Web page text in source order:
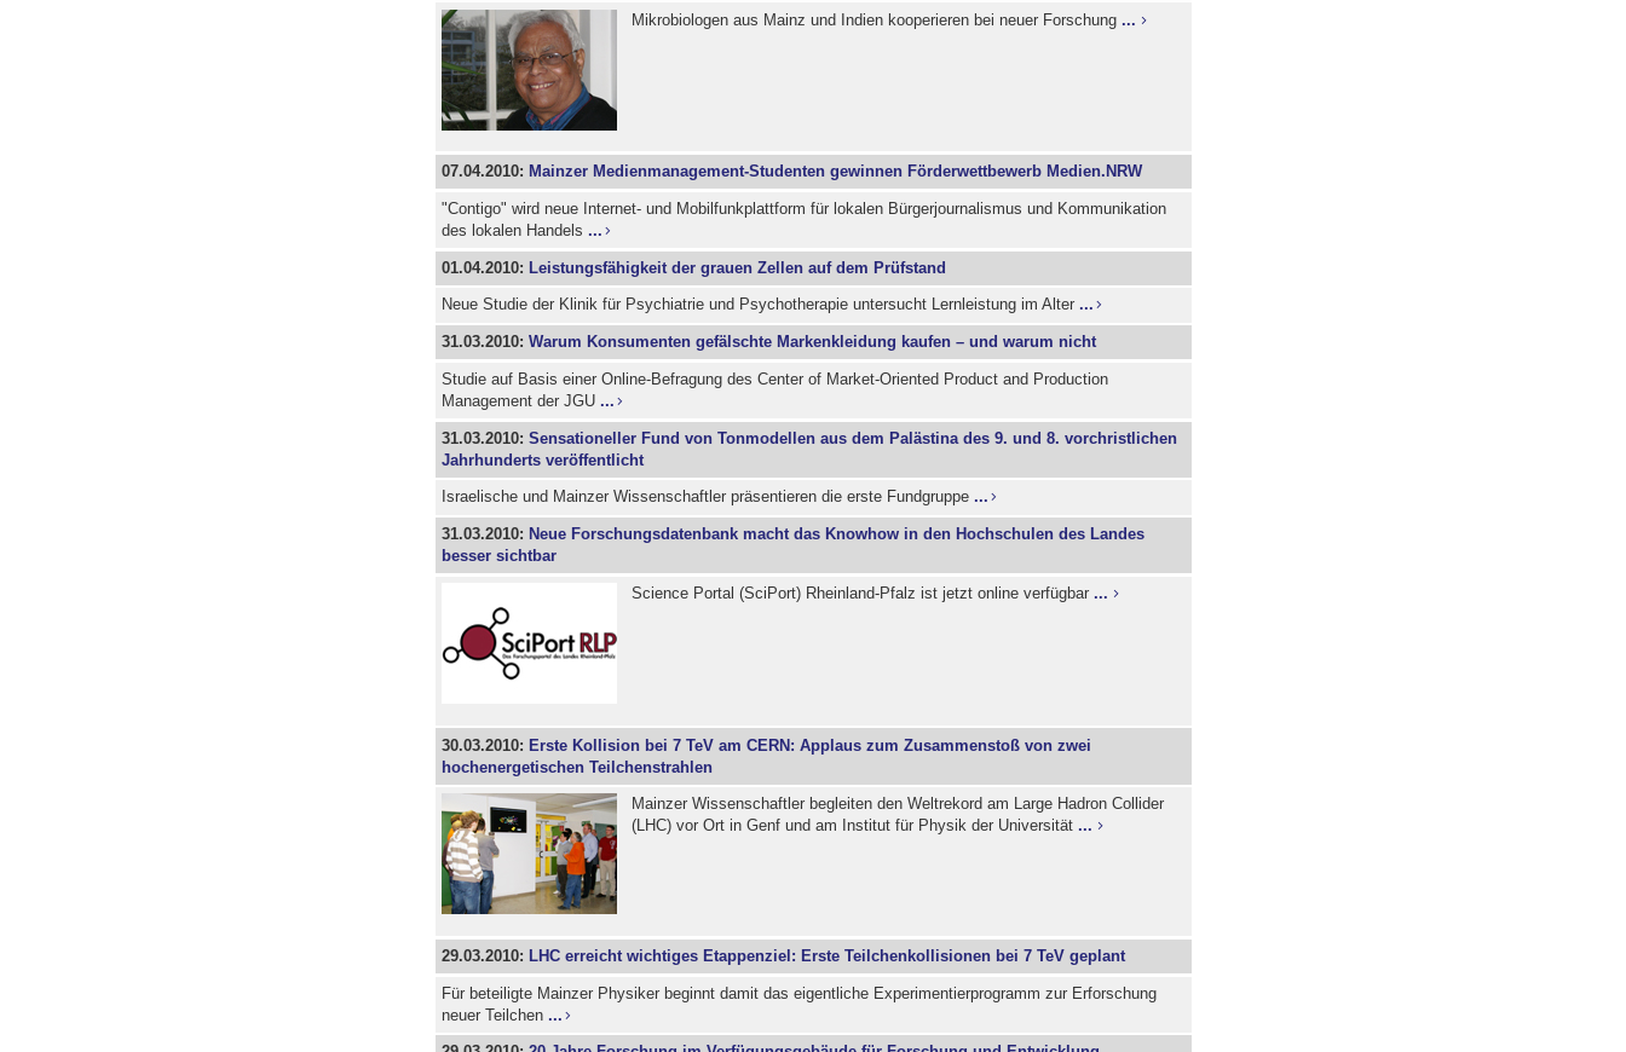
Mikrobiologen aus Mainz und Indien kooperieren bei neuer Forschung...
07.04.2010: Mainzer Medienmanagement-Studenten gewinnen Förderwettbewerb Medien.NRW
"Contigo" wird neue Internet- und Mobilfunkplattform für lokalen Bürgerjournalismus und Kommunikation
des lokalen Handels ...
01.04.2010: Leistungsfähigkeit der grauen Zellen auf dem Prüfstand
Neue Studie der Klinik für Psychiatrie und Psychotherapie untersucht Lernleistung im Alter ...
31.03.2010: Warum Konsumenten gefälschte Markenkleidung kaufen – und warum nicht
Studie auf Basis einer Online-Befragung des Center of Market-Oriented Product and Production
Management der JGU ...
31.03.2010: Sensationeller Fund von Tonmodellen aus dem Palästina des 9. und 8. vorchristlichen
Jahrhunderts veröffentlicht
Israelische und Mainzer Wissenschaftler präsentieren die erste Fundgruppe ...
31.03.2010: Neue Forschungsdatenbank macht das Knowhow in den Hochschulen des Landes
besser sichtbar
Science Portal (SciPort) Rheinland-Pfalz ist jetzt online verfügbar...
30.03.2010: Erste Kollision bei 7 TeV am CERN: Applaus zum Zusammenstoß von zwei
hochenergetischen Teilchenstrahlen
Mainzer Wissenschaftler begleiten den Weltrekord am Large Hadron Collider
(LHC) vor Ort in Genf und am Institut für Physik der Universität...
29.03.2010: LHC erreicht wichtiges Etappenziel: Erste Teilchenkollisionen bei 7 TeV geplant
Für beteiligte Mainzer Physiker beginnt damit das eigentliche Experimentierprogramm zur Erforschung
neuer Teilchen ...